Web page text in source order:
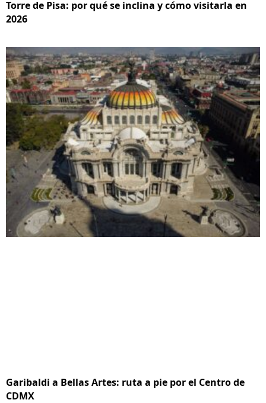
Torre de Pisa: por qué se inclina y cómo visitarla en
2026
Garibaldi a Bellas Artes: ruta a pie por el Centro de
CDMX